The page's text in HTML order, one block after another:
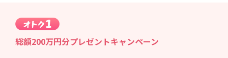
総額200万円分プレゼントキャンペーン